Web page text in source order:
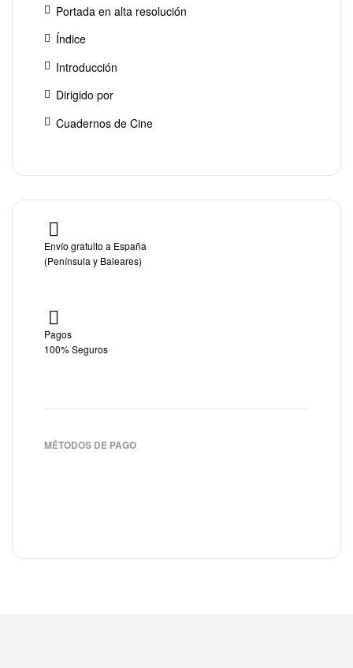
Portada en alta resolución
Índice
Introducción
Dirigido por
Cuadernos de Cine
Envío gratuito a España
(Península y Baleares)
Pagos
100% Seguros
MÉTODOS DE PAGO